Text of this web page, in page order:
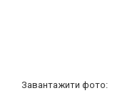
Завантажити фото: